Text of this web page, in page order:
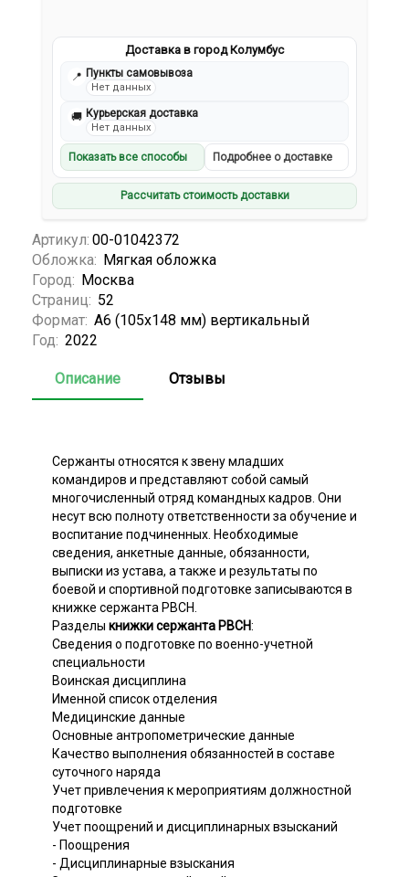
Доставка в город Колумбус
📍 Пункты самовывоза
Нет данных
🚚 Курьерская доставка
Нет данных
Показать все способы Подробнее о доставке
Рассчитать стоимость доставки
Артикул: 00-01042372
Обложка: Мягкая обложка
Город: Москва
Страниц: 52
Формат: А6 (105x148 мм) вертикальный
Год: 2022
Описание Отзывы
Сержанты относятся к звену младших
командиров и представляют собой самый
многочисленный отряд командных кадров. Они
несут всю полноту ответственности за обучение и
воспитание подчиненных. Необходимые
сведения, анкетные данные, обязанности,
выписки из устава, а также и результаты по
боевой и спортивной подготовке записываются в
книжке сержанта РВСН.
Разделы книжки сержанта РВСН:
Сведения о подготовке по военно-учетной
специальности
Воинская дисциплина
Именной список отделения
Медицинские данные
Основные антропометрические данные
Качество выполнения обязанностей в составе
суточного наряда
Учет привлечения к мероприятиям должностной
подготовке
Учет поощрений и дисциплинарных взысканий
- Поощрения
- Дисциплинарные взыскания